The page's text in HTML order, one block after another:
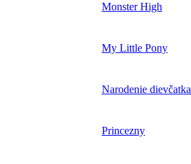
Monster High
My Little Pony
Narodenie dievčatka
Princezny